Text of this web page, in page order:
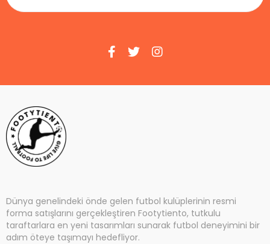
Dünya genelindeki önde gelen futbol kulüplerinin resmi
forma satışlarını gerçekleştiren Footytiento, tutkulu
taraftarlara en yeni tasarımları sunarak futbol deneyimini bir
adım öteye taşımayı hedefliyor.